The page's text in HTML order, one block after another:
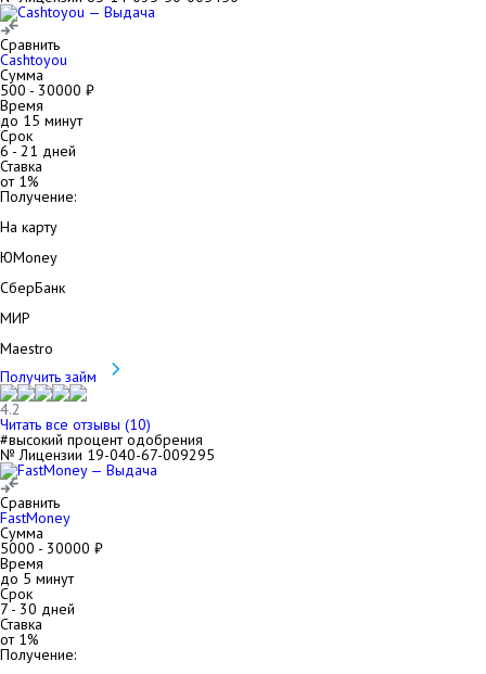
Сравнить
Cashtoyou
Сумма
500 - 30000 ₽
Время
до 15 минут
Срок
6- 21 дней
Ставка
от 1%
Получение:
На карту
ЮMoney
СберБанк
МИР
Maestro
Получить займ
4.2
Читать все отзывы (10)
#высокий процент одобрения
№ Лицензии 19-040-67-009295
Сравнить
FastMoney
Сумма
5000 - 30000 ₽
Время
до 5 минут
Срок
7- 30 дней
Ставка
от 1%
Получение: